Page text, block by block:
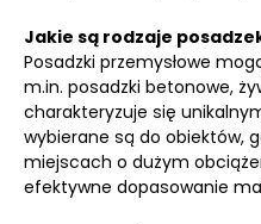
Jakie są rodzaje
Posadzki przemysłowe
m.in. posadzki betonowe,
charakteryzuje się
wybierane są do obiektów,
miejscach o dużym
efektywne dopasowanie